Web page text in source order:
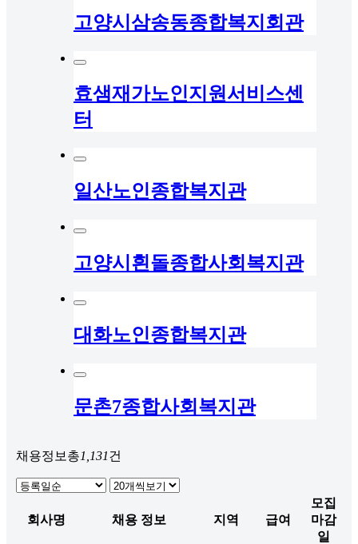
고양시삼송동종합복지회관
효샘재가노인지원서비스센
터
일산노인종합복지관
고양시흰돌종합사회복지관
대화노인종합복지관
문촌7종합사회복지관
채용정보 총1,131건
회사명 채용 정보 지역 급여
모집
마감
일